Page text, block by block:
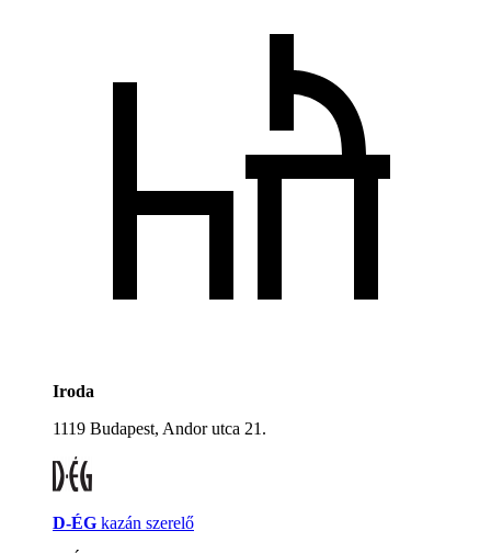
Iroda
1119 Budapest, Andor utca 21.
D-ÉG kazán szerelő